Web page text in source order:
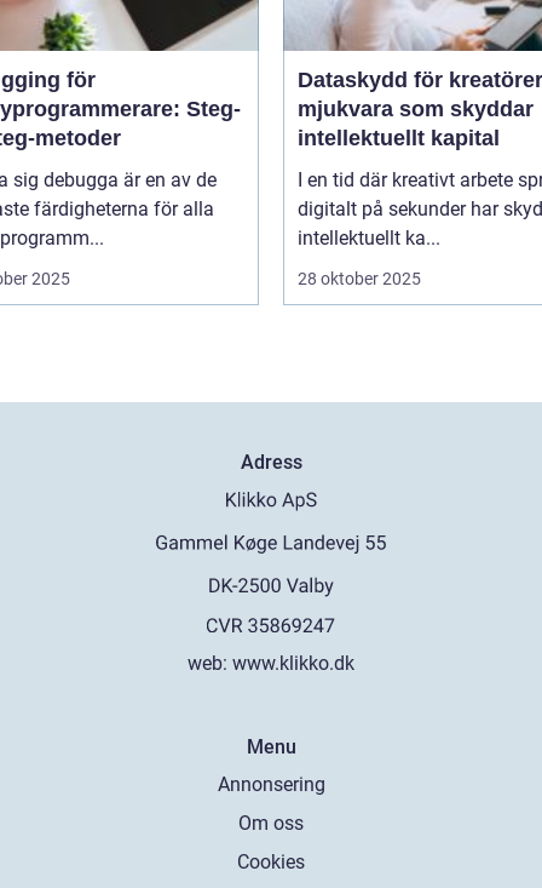
för
Steg-
metoder
sig debugga är en av de
färdigheterna för alla
2025
Dataskydd för
mjukvara som skyddar
intellektuellt kapital
I en tid där kreativt arbete
digitalt på sekunder har
intellektuellt ka...
28 oktober 2025
Adress
web: www.klikko.dk
Menu
Annonsering
Om oss
Cookies